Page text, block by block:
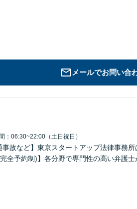
メールでお問い合
：06:30~22:00（土日祝日）
故など】東京スタートアップ法律事務
全予約制)】各分野で専門性の高い弁護